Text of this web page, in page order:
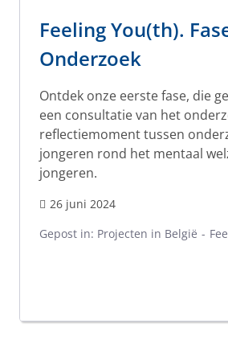
Feeling You(th).
Onderzoek
Ontdek onze eerste fase, die
een consultatie van het
reflectiemoment tussen
jongeren rond het mentaal
jongeren.
26 juni 2024
Gepost in: Projecten in België